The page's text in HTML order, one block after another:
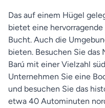
Das auf einem Hügel
bietet eine
Bucht. Auch die
bieten. Besuchen Sie das
Barú mit einer Vielzahl
Unternehmen Sie eine
und besuchen Sie das
etwa 40 Autominuten